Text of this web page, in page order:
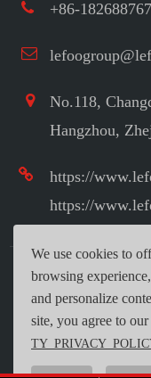
+86-
No.118,
Hangzhou,
https://
https://
COPYRIGHT ©
Sitemap
We use cookies to
browsing
and personalize
site, you agree to